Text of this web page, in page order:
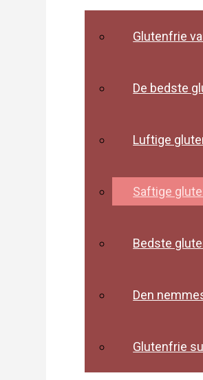
Glutenfrie
De bedste
Luftige
Saftige
Bedste
Den
Glutenfrie